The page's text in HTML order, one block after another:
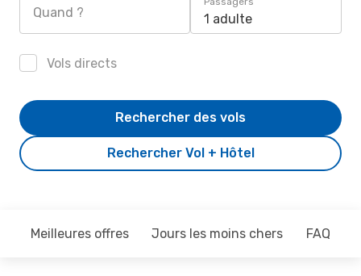
Quand ? 1 adulte
Vols directs
Rechercher Vol + Hôtel
Rechercher des vols
Meilleures offres Jours les moins chers FAQ